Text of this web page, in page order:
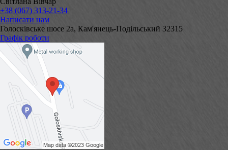
+38 (067) 313-21-34
Написати нам
Голосківське шосе 2а, Кам'янець-Подільський 32315
Графік роботи